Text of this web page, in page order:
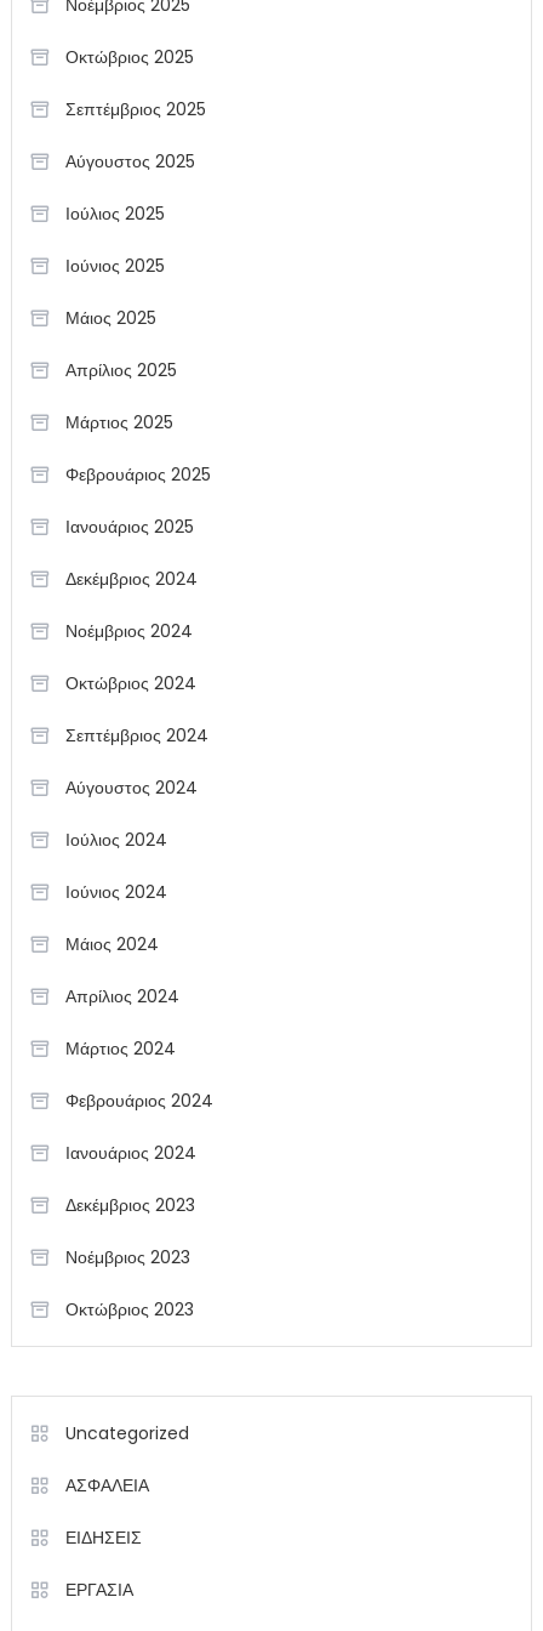
Νοέμβριος 2025
Οκτώβριος 2025
Σεπτέμβριος 2025
Αύγουστος 2025
Ιούλιος 2025
Ιούνιος 2025
Μάιος 2025
Απρίλιος 2025
Μάρτιος 2025
Φεβρουάριος 2025
Ιανουάριος 2025
Δεκέμβριος 2024
Νοέμβριος 2024
Οκτώβριος 2024
Σεπτέμβριος 2024
Αύγουστος 2024
Ιούλιος 2024
Ιούνιος 2024
Μάιος 2024
Απρίλιος 2024
Μάρτιος 2024
Φεβρουάριος 2024
Ιανουάριος 2024
Δεκέμβριος 2023
Νοέμβριος 2023
Οκτώβριος 2023
Uncategorized
ΑΣΦΑΛΕΙΑ
ΕΙΔΗΣΕΙΣ
ΕΡΓΑΣΙΑ